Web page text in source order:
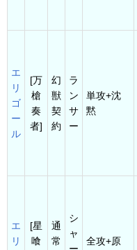
エ
リ
ゴ
ー
ル
[万
槍
奏
者]
幻
獣
契
約
ラ
ン
サ
ー
単攻+沈
黙
エ
リ
[星
喰
通
常
シ
ャ
全攻+原